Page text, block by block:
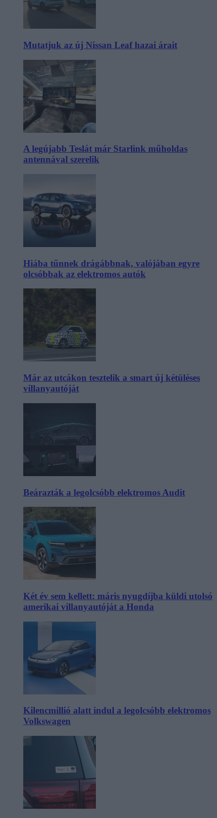
Mutatjuk az új Nissan Leaf hazai árait
A legújabb Teslát már Starlink műholdas
antennával szerelik
Hiába tűnnek drágábbnak, valójában egyre
olcsóbbak az elektromos autók
Már az utcákon tesztelik a smart új kétüléses
villanyautóját
Beárazták a legolcsóbb elektromos Audit
Két év sem kellett: máris nyugdíjba küldi utolsó
amerikai villanyautóját a Honda
Kilencmillió alatt indul a legolcsóbb elektromos
Volkswagen